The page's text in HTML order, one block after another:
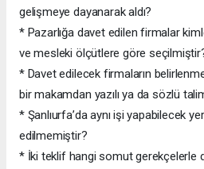
gelişmeye dayanarak aldı?
* Pazarlığa davet edilen firmalar
ve mesleki ölçütlere göre
* Davet edilecek firmaların
bir makamdan yazılı ya da sözlü
* Şanlıurfa’da aynı işi yapabilecek
edilmemiştir?
* İki teklif hangi somut gerekçelerle